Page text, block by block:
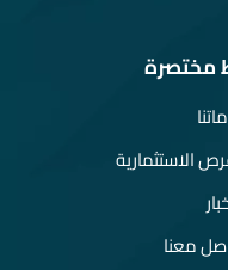
مختصرة
الاستثمارية
معنا